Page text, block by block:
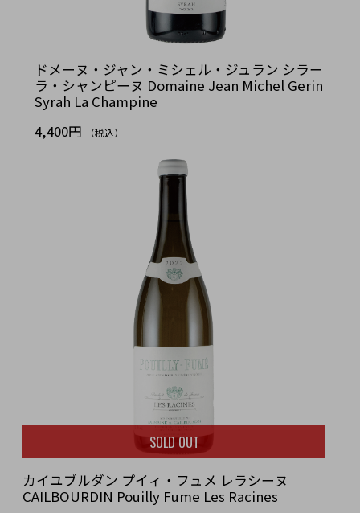
ドメーヌ・ジャン・ミシェル・ジュラン シラー
ラ・シャンピーヌ Domaine Jean Michel Gerin
Syrah La Champine
4,400円
（税込）
SOLD OUT
カイユブルダン プイィ・フュメ レラシーヌ
CAILBOURDIN Pouilly Fume Les Racines